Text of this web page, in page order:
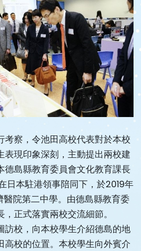
考察，令池田高校代表對於本校
表現印象深刻，主動提出兩校建
德島縣教育委員會文化教育課長
日本駐港領事陪同下，於2019年
醫院第二中學。由德島縣教育委
正式落實兩校交流細節。
訪校，向本校學生介紹德島的地
高校的位置。本校學生向外賓介